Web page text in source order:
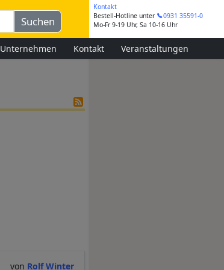
Kontakt
Bestell-Hotline unter
0931 35591-0
Mo-Fr 9-19 Uhr, Sa 10-16 Uhr
Unternehmen Kontakt Veranstaltungen
Rolf Winter